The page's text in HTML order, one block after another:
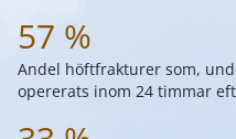
57 %
Andel höftfrakturer som,
opererats inom 24 timmar